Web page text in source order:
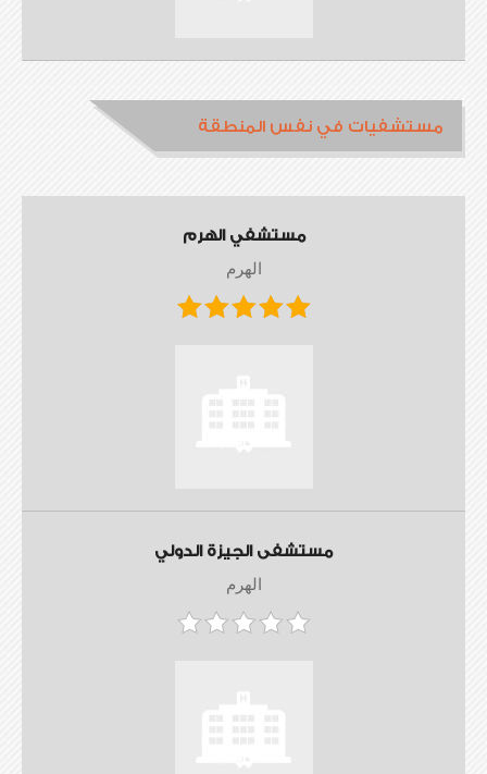
مستشفيات في نفس المنطقة
مستشفي الهرم
الهرم
مستشفى الجيزة الدولي
الهرم